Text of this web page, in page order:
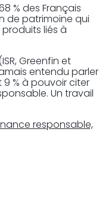
% des Français
de patrimoine qui
liés à
Greenfin et
entendu parler
9 % à pouvoir citer
Un travail
responsable,